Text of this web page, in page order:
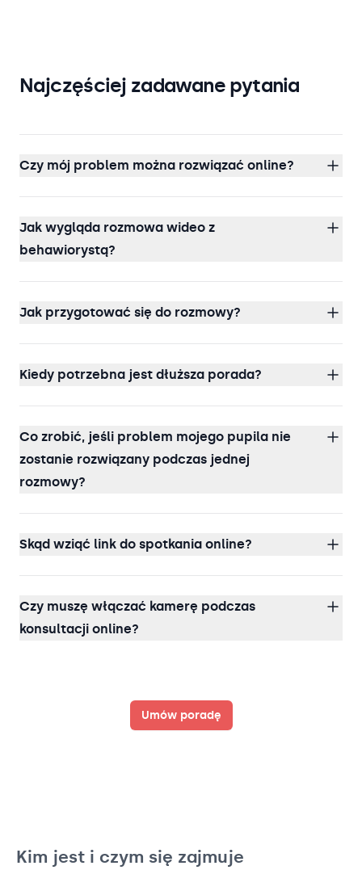
Najczęściej zadawane pytania
Czy mój problem można rozwiązać online?
Jak wygląda rozmowa wideo z
behawiorystą?
Jak przygotować się do rozmowy?
Kiedy potrzebna jest dłuższa porada?
Co zrobić, jeśli problem mojego pupila nie
zostanie rozwiązany podczas jednej
rozmowy?
Skąd wziąć link do spotkania online?
Czy muszę włączać kamerę podczas
konsultacji online?
Umów poradę
Kim jest i czym się zajmuje